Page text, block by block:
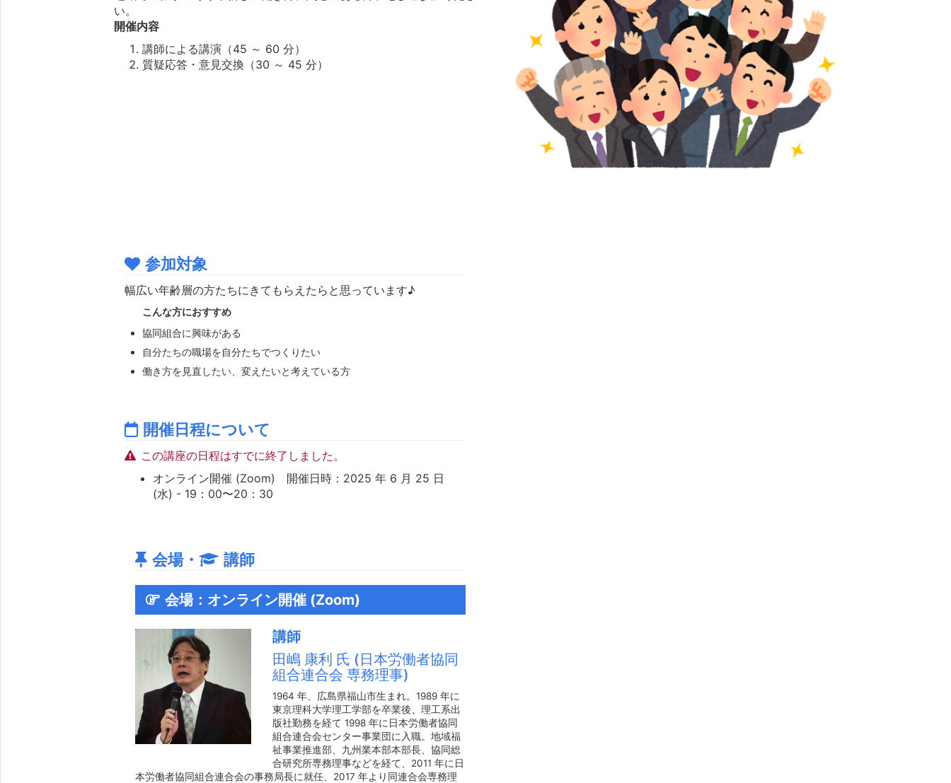
い。
開催内容
講師による講演（45 ～ 60 分）
質疑応答・意見交換（30 ～ 45 分）
参加対象
幅広い年齢層の方たちにきてもらえたらと思っています♪
こんな方におすすめ
協同組合に興味がある
自分たちの職場を自分たちでつくりたい
働き方を見直したい、変えたいと考えている方
開催日程について
この講座の日程はすでに終了しました。
オンライン開催 (Zoom) 開催日時：2025 年 6 月 25 日
(水) - 19：00〜20：30
会場・ 講師
会場：オンライン開催 (Zoom)
講師
田嶋 康利 氏 (日本労働者協同
組合連合会 専務理事)
1964 年、広島県福山市生まれ。1989 年に
東京理科大学理工学部を卒業後、理工系出
版社勤務を経て 1998 年に日本労働者協同
組合連合会センター事業団に入職。地域福
祉事業推進部、九州業本部本部長、協同総
合研究所専務理事などを経て、2011 年に日
本労働者協同組合連合会の事務局長に就任、2017 年より同連合会専務理